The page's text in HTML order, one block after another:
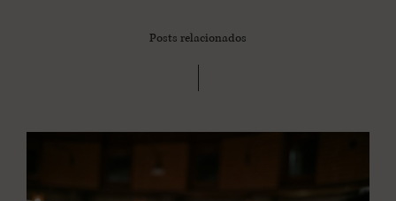
Posts relacionados